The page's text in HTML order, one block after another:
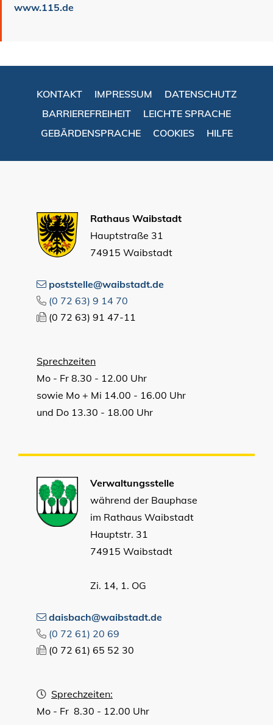
www.115.de
KONTAKT IMPRESSUM
DATENSCHUTZ
BARRIEREFREIHEIT
LEICHTE SPRACHE
GEBÄRDENSPRACHE
COOKIES HILFE
Rathaus Waibstadt
Hauptstraße 31
74915 Waibstadt
poststelle@waibstadt.de
(0 72 63) 9 14 70
(0 72 63) 91 47-11
Sprechzeiten
Mo - Fr 8.30 - 12.00 Uhr
sowie Mo + Mi 14.00 - 16.00 Uhr
und Do 13.30 - 18.00 Uhr
Verwaltungsstelle
während der Bauphase
im Rathaus Waibstadt
Hauptstr. 31
74915 Waibstadt
Zi. 14, 1. OG
daisbach@waibstadt.de
(0 72 61) 20 69
(0 72 61) 65 52 30
Sprechzeiten:
Mo - Fr 8.30 - 12.00 Uhr